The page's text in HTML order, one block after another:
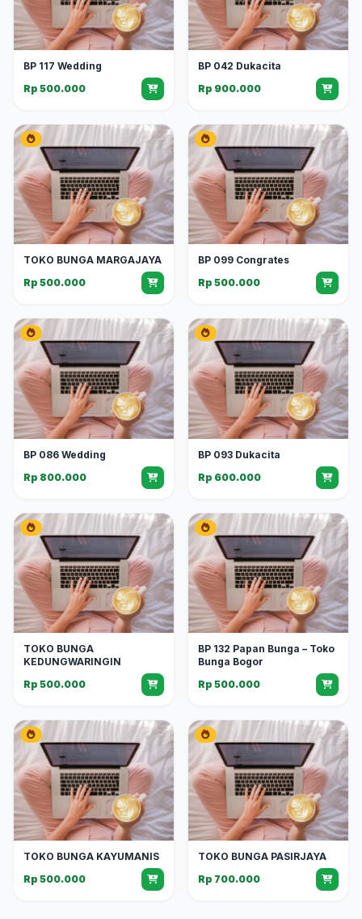
BP 117 Wedding
Rp 500.000
BP 042 Dukacita
Rp 900.000
TOKO BUNGA MARGAJAYA
Rp 500.000
BP 099 Congrates
Rp 500.000
BP 086 Wedding
Rp 800.000
BP 093 Dukacita
Rp 600.000
TOKO BUNGA
KEDUNGWARINGIN
Rp 500.000
BP 132 Papan Bunga – Toko
Bunga Bogor
Rp 500.000
TOKO BUNGA KAYUMANIS
Rp 500.000
TOKO BUNGA PASIRJAYA
Rp 700.000